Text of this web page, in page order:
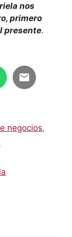
nos
primero
presente.
negocios,